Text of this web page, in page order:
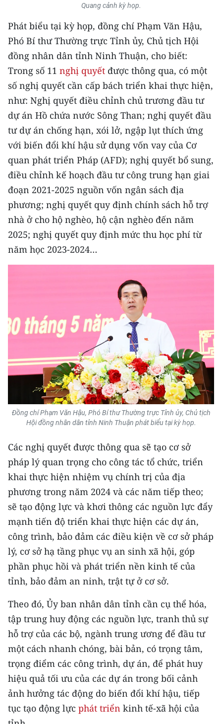
54 DÂN TỘC VIỆT NAM
CHƯƠNG TRÌNH OCOP - MỖI XÃ
MỘT SẢN PHẨM
RADIO
MEDIA CENTER
E-Magazine
Video
Media Chính trị
Media Kinh tế
Media Văn hóa
Media Thế giới
Media Giáo dục
Media Y tế
Media Khoa học - Công nghệ
Ảnh
Infographic
TIN MỚI
TIN ĐỊA PHƯƠNG
Trung du và miền núi phía Bắc
Đồng bằng sông Hồng
Bắc Trung Bộ
Duyên hải Nam Trung Bộ và Tây
Nguyên
Đông Nam Bộ
Đồng bằng sông Cửu Long
Chuyên trang Hà Nội
Quang cảnh kỳ họp.
Phát biểu tại kỳ họp, đồng chí Phạm Văn Hậu,
Phó Bí thư Thường trực Tỉnh ủy, Chủ tịch Hội
đồng nhân dân tỉnh Ninh Thuận, cho biết:
Trong số 11 nghị quyết được thông qua, có một
số nghị quyết cần cấp bách triển khai thực hiện,
như: Nghị quyết điều chỉnh chủ trương đầu tư
dự án Hồ chứa nước Sông Than; nghị quyết đầu
tư dự án chống hạn, xói lở, ngập lụt thích ứng
với biến đổi khí hậu sử dụng vốn vay của Cơ
quan phát triển Pháp (AFD); nghị quyết bổ sung,
điều chỉnh kế hoạch đầu tư công trung hạn giai
đoạn 2021-2025 nguồn vốn ngân sách địa
phương; nghị quyết quy định chính sách hỗ trợ
nhà ở cho hộ nghèo, hộ cận nghèo đến năm
2025; nghị quyết quy định mức thu học phí từ
năm học 2023-2024…
Đồng chí Phạm Văn Hậu, Phó Bí thư Thường trực Tỉnh ủy, Chủ tịch
Hội đồng nhân dân tỉnh Ninh Thuận phát biểu tại kỳ họp.
Các nghị quyết được thông qua sẽ tạo cơ sở
pháp lý quan trọng cho công tác tổ chức, triển
khai thực hiện nhiệm vụ chính trị của địa
phương trong năm 2024 và các năm tiếp theo;
sẽ tạo động lực và khơi thông các nguồn lực đẩy
mạnh tiến độ triển khai thực hiện các dự án,
công trình, bảo đảm các điều kiện về cơ sở pháp
lý, cơ sở hạ tầng phục vụ an sinh xã hội, góp
phần phục hồi và phát triển nền kinh tế của
tỉnh, bảo đảm an ninh, trật tự ở cơ sở.
Theo đó, Ủy ban nhân dân tỉnh cần cụ thể hóa,
tập trung huy động các nguồn lực, tranh thủ sự
hỗ trợ của các bộ, ngành trung ương để đầu tư
một cách nhanh chóng, bài bản, có trọng tâm,
trọng điểm các công trình, dự án, để phát huy
hiệu quả tối ưu của các dự án trong bối cảnh
ảnh hưởng tác động do biến đổi khí hậu, tiếp
tục tạo động lực phát triển kinh tế-xã hội của